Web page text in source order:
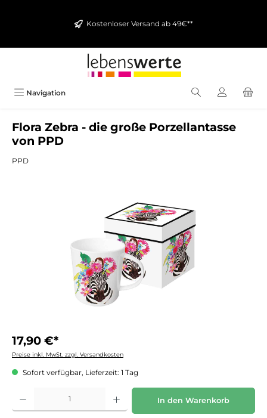
Kostenloser Versand ab 49€**
Navigation
Flora Zebra - die große Porzellantasse
von PPD
PPD
17,90 €*
Preise inkl. MwSt. zzgl. Versandkosten
Sofort verfügbar, Lieferzeit: 1 Tag
Produkt Anzahl: Gib den gewünschten Wert ein oder benutze die Schaltflächen um
In den Warenkorb